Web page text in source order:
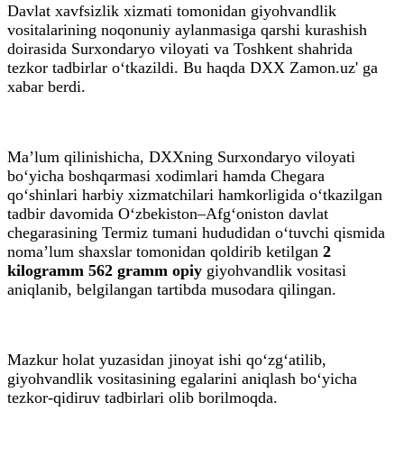
Davlat xavfsizlik xizmati tomonidan giyohvandlik
vositalarining noqonuniy aylanmasiga qarshi kurashish
doirasida Surxondaryo viloyati va Toshkent shahrida
tezkor tadbirlar o‘tkazildi. Bu haqda DXX Zamon.uz' ga
xabar berdi.
Ma’lum qilinishicha, DXXning Surxondaryo viloyati
bo‘yicha boshqarmasi xodimlari hamda Chegara
qo‘shinlari harbiy xizmatchilari hamkorligida o‘tkazilgan
tadbir davomida O‘zbekiston–Afg‘oniston davlat
chegarasining Termiz tumani hududidan o‘tuvchi qismida
noma’lum shaxslar tomonidan qoldirib ketilgan 2
kilogramm 562 gramm opiy giyohvandlik vositasi
aniqlanib, belgilangan tartibda musodara qilingan.
Mazkur holat yuzasidan jinoyat ishi qo‘zg‘atilib,
giyohvandlik vositasining egalarini aniqlash bo‘yicha
tezkor-qidiruv tadbirlari olib borilmoqda.